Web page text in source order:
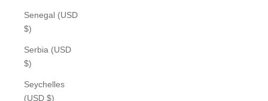
Senegal (USD
$)
Serbia (USD
$)
Seychelles
(USD $)